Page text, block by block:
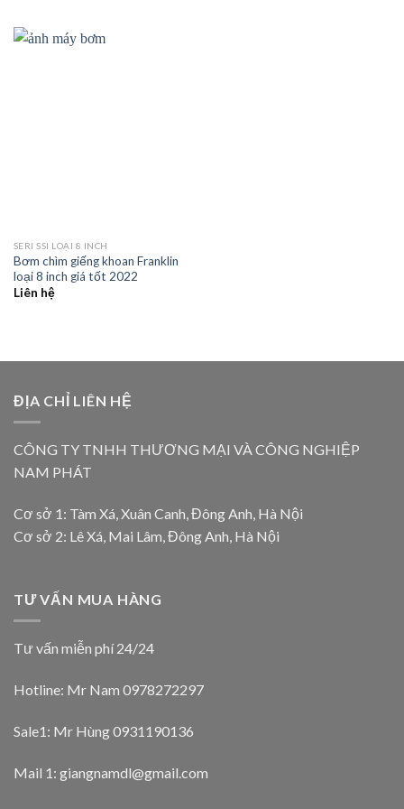
SERI SSI LOẠI 8 INCH
Bơm chìm giếng khoan Franklin
loại 8 inch giá tốt 2022
Liên hệ
ĐỊA CHỈ LIÊN HỆ
CÔNG TY TNHH THƯƠNG MẠI VÀ CÔNG NGHIỆP
NAM PHÁT
Cơ sở 1: Tàm Xá, Xuân Canh, Đông Anh, Hà Nội
Cơ sở 2: Lê Xá, Mai Lâm, Đông Anh, Hà Nội
TƯ VẤN MUA HÀNG
Tư vấn miễn phí 24/24
Hotline: Mr Nam 0978272297
Sale1: Mr Hùng 0931190136
Mail 1: giangnamdl@gmail.com